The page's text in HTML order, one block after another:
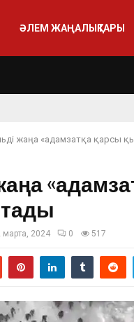
ӘЛЕМ ЖАҢАЛЫҚТАРЫ
жаңа «адамзатқа қарсы
марта, 2024 0 517